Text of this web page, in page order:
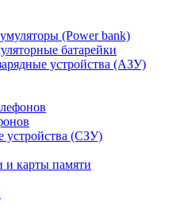
(Power bank)
батарейки
устройства (АЗУ)
устройства (СЗУ)
и карты памяти